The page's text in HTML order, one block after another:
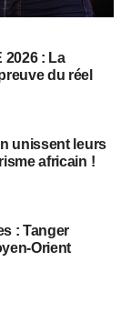
2026 : La
du réel
unissent leurs
africain !
: Tanger
Orient